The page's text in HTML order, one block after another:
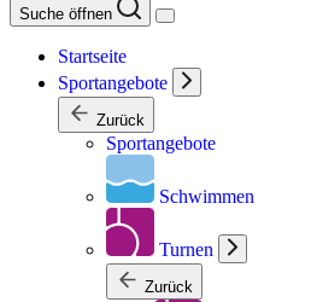
Suche öffnen
Startseite
Sportangebote
Zurück
Sportangebote
Schwimmen
Turnen
Zurück